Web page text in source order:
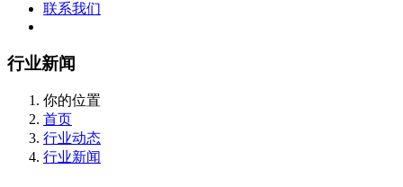
联系我们
行业新闻
你的位置
首页
行业动态
行业新闻